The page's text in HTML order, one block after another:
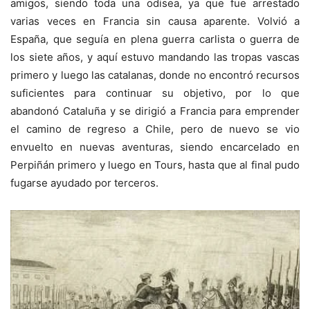
amigos, siendo toda una odisea, ya que fue arrestado
varias veces en Francia sin causa aparente. Volvió a
España, que seguía en plena guerra carlista o guerra de
los siete años, y aquí estuvo mandando las tropas vascas
primero y luego las catalanas, donde no encontró recursos
suficientes para continuar su objetivo, por lo que
abandonó Cataluña y se dirigió a Francia para emprender
el camino de regreso a Chile, pero de nuevo se vio
envuelto en nuevas aventuras, siendo encarcelado en
Perpiñán primero y luego en Tours, hasta que al final pudo
fugarse ayudado por terceros.